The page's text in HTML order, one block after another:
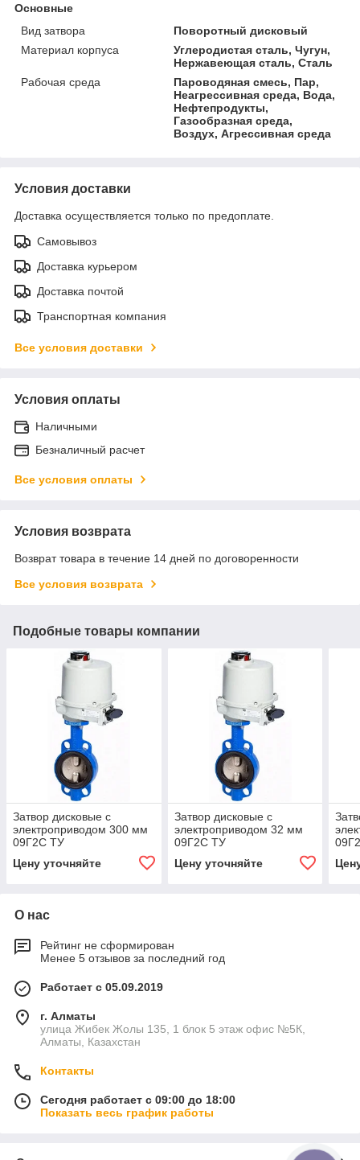
Основные
Вид затвора
Поворотный дисковый
Материал корпуса
Углеродистая сталь, Чугун,
Нержавеющая сталь, Сталь
Рабочая среда
Пароводяная смесь, Пар,
Неагрессивная среда, Вода,
Нефтепродукты,
Газообразная среда,
Воздух, Агрессивная среда
Условия доставки
Доставка осуществляется только по предоплате.
Самовывоз
Доставка курьером
Доставка почтой
Транспортная компания
Все условия доставки
Условия оплаты
Наличными
Безналичный расчет
Все условия оплаты
Условия возврата
Возврат товара в течение 14 дней по договоренности
Все условия возврата
Подобные товары компании
Затвор дисковые с
электроприводом 300 мм
09Г2С ТУ
Цену уточняйте
Затвор дисковые с
электроприводом 32 мм
09Г2С ТУ
Цену уточняйте
О нас
Рейтинг не сформирован
Менее 5 отзывов за последний год
Работает с 05.09.2019
г. Алматы
улица Жибек Жолы 135, 1 блок 5 этаж офис №5К,
Алматы, Казахстан
Контакты
Сегодня работает с 09:00 до 18:00
Показать весь график работы